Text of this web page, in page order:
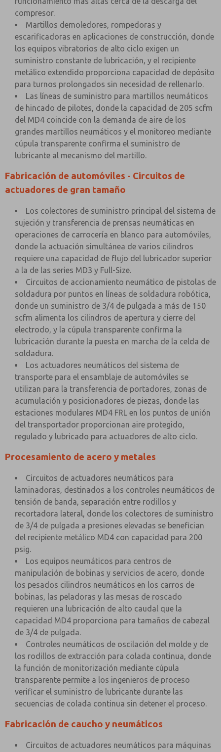
compresor.
Martillos demoledores, rompedoras y
escarificadoras en aplicaciones de construcción, donde
los equipos vibratorios de alto ciclo exigen un
suministro constante de lubricación, y el recipiente
metálico extendido proporciona capacidad de depósito
para turnos prolongados sin necesidad de rellenarlo.
Las líneas de suministro para martillos neumáticos
de hincado de pilotes, donde la capacidad de 205 scfm
del MD4 coincide con la demanda de aire de los
grandes martillos neumáticos y el monitoreo mediante
cúpula transparente confirma el suministro de
lubricante al mecanismo del martillo.
Fabricación de automóviles - Circuitos de
actuadores de gran tamaño
Los colectores de suministro principal del sistema de
sujeción y transferencia de prensas neumáticas en
operaciones de carrocería en blanco para automóviles,
donde la actuación simultánea de varios cilindros
requiere una capacidad de flujo del lubricador superior
a la de las series MD3 y Full-Size.
Circuitos de accionamiento neumático de pistolas de
soldadura por puntos en líneas de soldadura robótica,
donde un suministro de 3/4 de pulgada a más de 150
scfm alimenta los cilindros de apertura y cierre del
electrodo, y la cúpula transparente confirma la
lubricación durante la puesta en marcha de la celda de
soldadura.
Los actuadores neumáticos del sistema de
transporte para el ensamblaje de automóviles se
utilizan para la transferencia de portadores, zonas de
acumulación y posicionadores de piezas, donde las
estaciones modulares MD4 FRL en los puntos de unión
del transportador proporcionan aire protegido,
regulado y lubricado para actuadores de alto ciclo.
Procesamiento de acero y metales
Circuitos de actuadores neumáticos para
laminadoras, destinados a los controles neumáticos de
tensión de banda, separación entre rodillos y
recortadora lateral, donde los colectores de suministro
de 3/4 de pulgada a presiones elevadas se benefician
del recipiente metálico MD4 con capacidad para 200
psig.
Los equipos neumáticos para centros de
manipulación de bobinas y servicios de acero, donde
los pesados cilindros neumáticos en los carros de
bobinas, las peladoras y las mesas de roscado
requieren una lubricación de alto caudal que la
capacidad MD4 proporciona para tamaños de cabezal
de 3/4 de pulgada.
Controles neumáticos de oscilación del molde y de
los rodillos de extracción para colada continua, donde
la función de monitorización mediante cúpula
transparente permite a los ingenieros de proceso
verificar el suministro de lubricante durante las
secuencias de colada continua sin detener el proceso.
Fabricación de caucho y neumáticos
Circuitos de actuadores neumáticos para máquinas